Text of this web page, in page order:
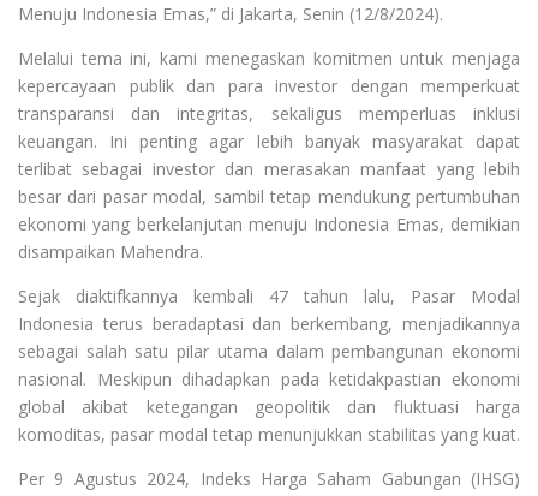
Menuju Indonesia Emas,” di Jakarta, Senin (12/8/2024).
Melalui tema ini, kami menegaskan komitmen untuk menjaga
kepercayaan publik dan para investor dengan memperkuat
transparansi dan integritas, sekaligus memperluas inklusi
keuangan. Ini penting agar lebih banyak masyarakat dapat
terlibat sebagai investor dan merasakan manfaat yang lebih
besar dari pasar modal, sambil tetap mendukung pertumbuhan
ekonomi yang berkelanjutan menuju Indonesia Emas, demikian
disampaikan Mahendra.
Sejak diaktifkannya kembali 47 tahun lalu, Pasar Modal
Indonesia terus beradaptasi dan berkembang, menjadikannya
sebagai salah satu pilar utama dalam pembangunan ekonomi
nasional. Meskipun dihadapkan pada ketidakpastian ekonomi
global akibat ketegangan geopolitik dan fluktuasi harga
komoditas, pasar modal tetap menunjukkan stabilitas yang kuat.
Per 9 Agustus 2024, Indeks Harga Saham Gabungan (IHSG)